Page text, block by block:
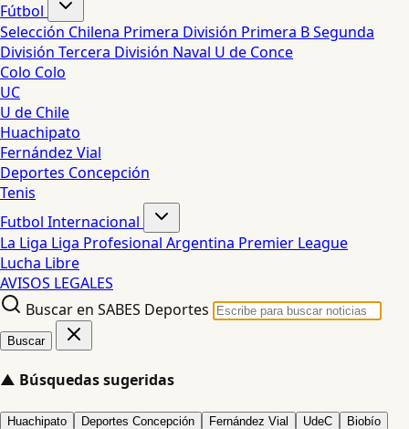
Fútbol
Selección Chilena Primera División Primera BSegunda
División Tercera División Naval U de Conce
Colo Colo
UC
U de Chile
Huachipato
Fernández Vial
Deportes Concepción
Tenis
Futbol Internacional
La Liga Liga Profesional Argentina Premier League
Lucha Libre
AVISOS LEGALES
Buscar en SABES Deportes
Buscar
▲ Búsquedas sugeridas
Huachipato Deportes Concepción Fernández Vial UdeC Biobío